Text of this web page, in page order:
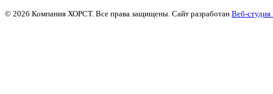
© 2026 Компания ХОРСТ. Все права защищены. Сайт разработан Веб-студия